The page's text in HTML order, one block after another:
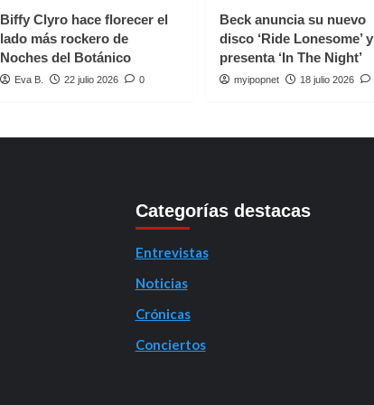
Biffy Clyro hace florecer el
lado más rockero de
Noches del Botánico
Eva B. 22 julio 2026 0
Beck anuncia su nuevo
disco ‘Ride Lonesome’ y
presenta ‘In The Night’
myipopnet 18 julio 2026
Categorías destacas
Entrevistas
Noticias
Crónicas
Conciertos